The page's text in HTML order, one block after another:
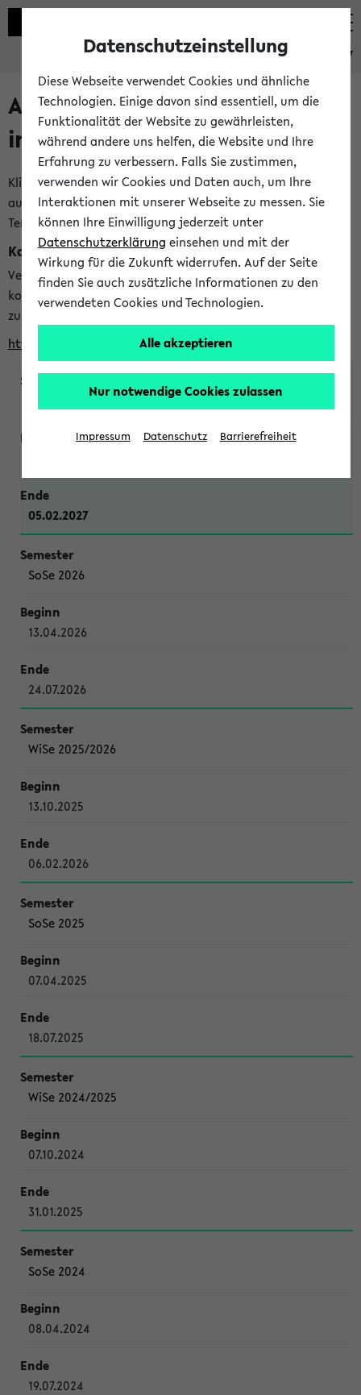
eKVV
Alle veröffentlichten Semester
im eKVV
Klicken Sie auf das Semester, welches Sie für Ihre Sitzung
auswählen möchten. Bitte beachten Sie auch die weiteren
Termine imKalender der Lehrplanung
Kalenderintegration
Verwenden Sie die folgende Adresse, um mit einer
kompatiblen Kalenderanwendung auf die Vorlesungszeiten
zuzugreifen (nähere Informationen
finden Sie hier
https://ekvv.uni-bielefeld.de/ws/calendar?vz
WiSe 2026/2027
05.02.2027
SoSe 2026
13.04.2026
24.07.2026
WiSe 2025/2026
13.10.2025
06.02.2026
SoSe 2025
07.04.2025
18.07.2025
WiSe 2024/2025
07.10.2024
31.01.2025
SoSe 2024
08.04.2024
19.07.2024
Datenschutzeinstellung
Diese Webseite verwendet Cookies und ähnliche
Technologien. Einige davon sind essentiell, um die
Funktionalität der Website zu gewährleisten,
während andere uns helfen, die Website und Ihre
Erfahrung zu verbessern. Falls Sie zustimmen,
verwenden wir Cookies und Daten auch, um Ihre
Interaktionen mit unserer Webseite zu messen. Sie
können Ihre Einwilligung jederzeit unter
Datenschutzerklärung einsehen und mit der
Wirkung für die Zukunft widerrufen. Auf der Seite
finden Sie auch zusätzliche Informationen zu den
verwendeten Cookies und Technologien.
Alle akzeptieren
Nur notwendige Cookies zulassen
Impressum Datenschutz Barrierefreiheit